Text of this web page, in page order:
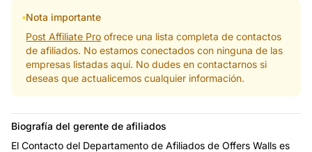
Nota importante
Post Affiliate Pro ofrece una lista completa de contactos
de afiliados. No estamos conectados con ninguna de las
empresas listadas aquí. No dudes en contactarnos si
deseas que actualicemos cualquier información.
Biografía del gerente de afiliados
El Contacto del Departamento de Afiliados de Offers Walls es